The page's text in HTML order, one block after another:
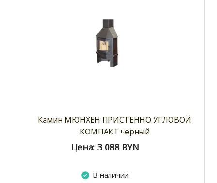
Камин МЮНХЕН ПРИСТЕННО УГЛОВОЙ
КОМПАКТ черный
Цена: 3 088 BYN
В наличии